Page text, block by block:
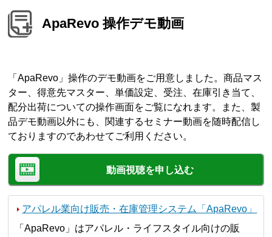
ApaRevo 操作デモ動画
「ApaRevo」操作のデモ動画をご用意しました。商品マス
ター、得意先マスター、単価設定、受注、在庫引き当て、
配分出荷についての操作画面をご覧になれます。また、製
品デモ動画以外にも、関連するセミナー動画を随時配信し
ておりますのであわせてご利用ください。
動画視聴を申し込む
アパレル業向け販売・在庫管理システム「ApaRevo」
「ApaRevo」はアパレル・ライフスタイル向けの販